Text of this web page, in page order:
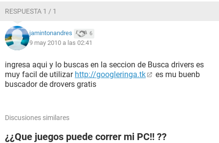
RESPUESTA 1 / 1
jamintonandres 6
9 may 2010 a las 02:41
ingresa aqui y lo buscas en la seccion de Busca drivers es
muy facil de utilizar http://googleringa.tk
es mu buenb
buscador de drovers gratis
Discusiones similares
¿¿Que juegos puede correr mi PC!! ??